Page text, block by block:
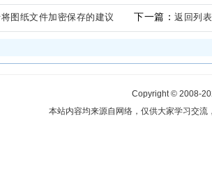
图纸文件加密保存的建议 下一篇： 返回列表
Copyright © 2008-
本站内容均来源自网络，仅供大家学习交